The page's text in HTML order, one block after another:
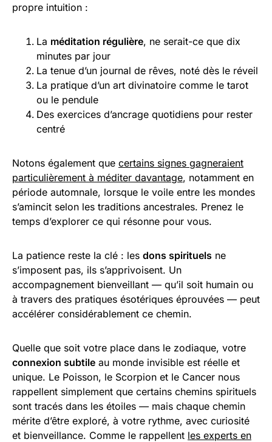
propre intuition :
La méditation régulière, ne serait-ce que dix
minutes par jour
La tenue d’un journal de rêves, noté dès le réveil
La pratique d’un art divinatoire comme le tarot
ou le pendule
Des exercices d’ancrage quotidiens pour rester
centré
Notons également que certains signes gagneraient
particulièrement à méditer davantage, notamment en
période automnale, lorsque le voile entre les mondes
s’amincit selon les traditions ancestrales. Prenez le
temps d’explorer ce qui résonne pour vous.
La patience reste la clé : les dons spirituels ne
s’imposent pas, ils s’apprivoisent. Un
accompagnement bienveillant — qu’il soit humain ou
à travers des pratiques ésotériques éprouvées — peut
accélérer considérablement ce chemin.
Quelle que soit votre place dans le zodiaque, votre
connexion subtile au monde invisible est réelle et
unique. Le Poisson, le Scorpion et le Cancer nous
rappellent simplement que certains chemins spirituels
sont tracés dans les étoiles — mais chaque chemin
mérite d’être exploré, à votre rythme, avec curiosité
et bienveillance. Comme le rappellent les experts en